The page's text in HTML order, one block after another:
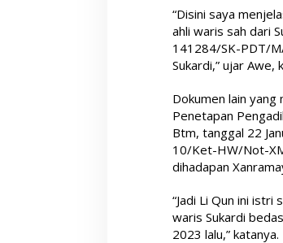
“Disini saya
ahli waris sah dari
141284/SK-PDT/
Sukardi,” ujar Awe,
Dokumen lain
Penetapan
Btm, tanggal 22
10/Ket-HW/Not-
dihadapan
“Jadi Li Qun ini istri
waris Sukardi
2023 lalu,” katanya.